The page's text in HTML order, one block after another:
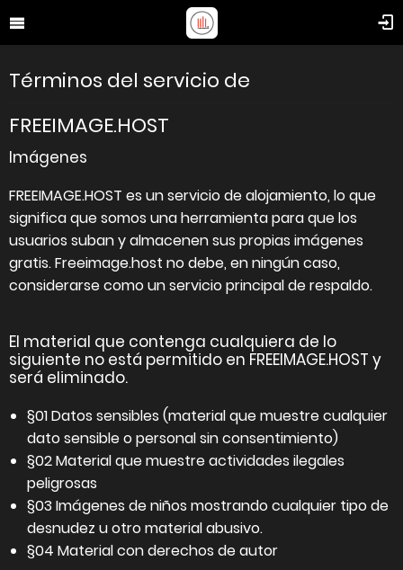
Términos del servicio de
FREEIMAGE.HOST
Imágenes
FREEIMAGE.HOST es un servicio de alojamiento, lo que
significa que somos una herramienta para que los
usuarios suban y almacenen sus propias imágenes
gratis. Freeimage.host no debe, en ningún caso,
considerarse como un servicio principal de respaldo.
El material que contenga cualquiera de lo
siguiente no está permitido en FREEIMAGE.HOST y
será eliminado.
§01 Datos sensibles (material que muestre cualquier
dato sensible o personal sin consentimiento)
§02 Material que muestre actividades ilegales
peligrosas
§03 Imágenes de niños mostrando cualquier tipo de
desnudez u otro material abusivo.
§04 Material con derechos de autor